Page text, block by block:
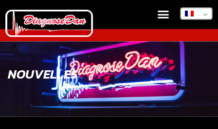
NOUVELLES